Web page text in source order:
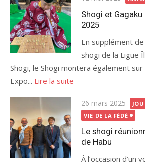
le
Shogi et Gagaku
2025
En supplément
shogi de la Ligue
Shogi, le Shogi montera également sur
Expo... Lire la suite
Publié
le
26 mars 2025
VIE DE LA FÉDÉ
Le shogi
de Habu
À l’occasion d’un